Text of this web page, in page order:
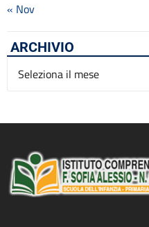
« Nov
ARCHIVIO
Archivio